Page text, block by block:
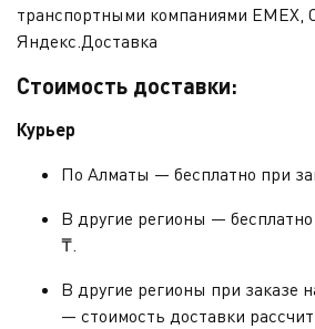
транспортными компаниями EMEX,
Яндекс.Доставка
Стоимость доставки:
Курьер
По Алматы — бесплатно при
В другие регионы — бесплатно
₸.
В другие регионы при заказе
— стоимость доставки